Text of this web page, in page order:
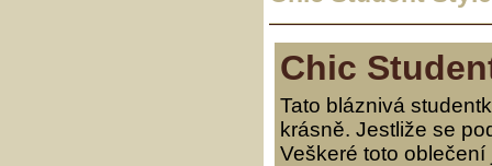
Chic
Tato bláznivá
krásně. Jestliže se
Veškeré toto